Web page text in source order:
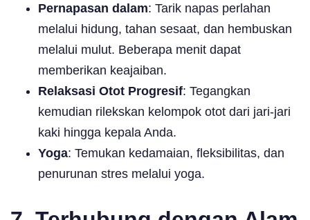
Pernapasan dalam: Tarik napas perlahan
melalui hidung, tahan sesaat, dan hembuskan
melalui mulut. Beberapa menit dapat
memberikan keajaiban.
Relaksasi Otot Progresif: Tegangkan
kemudian rilekskan kelompok otot dari jari-jari
kaki hingga kepala Anda.
Yoga: Temukan kedamaian, fleksibilitas, dan
penurunan stres melalui yoga.